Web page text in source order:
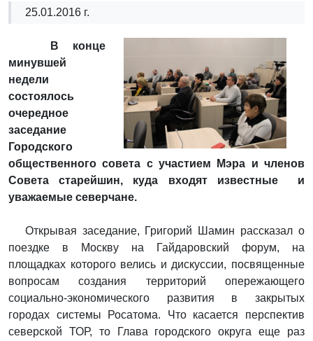
25.01.2016 г.
В конце
минувшей
недели
состоялось
очередное
заседание
Городского
общественного совета с участием Мэра и членов
Совета старейшин, куда входят известные и
уважаемые северчане.
Открывая заседание, Григорий Шамин рассказал о
поездке в Москву на Гайдаровский форум, на
площадках которого велись и дискуссии, посвященные
вопросам создания территорий опережающего
социально-экономического развития в закрытых
городах системы Росатома. Что касается перспектив
северской ТОР, то Глава городского округа еще раз